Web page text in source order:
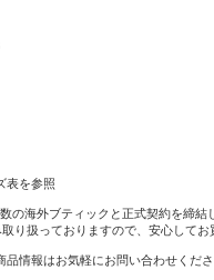
表を参照
の海外ブティックと正式契約を締結
り扱っておりますので、安心してお
品情報はお気軽にお問い合わせくださ